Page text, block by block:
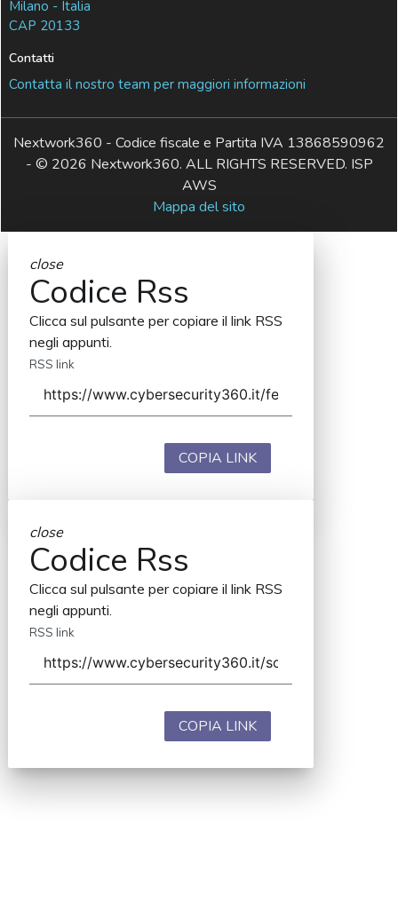
Milano - Italia
CAP 20133
Contatti
Contatta il nostro team per maggiori informazioni
Nextwork360 - Codice fiscale e Partita IVA 13868590962
- © 2026 Nextwork360. ALL RIGHTS RESERVED. ISP
AWS
Mappa del sito
close
Codice Rss
Clicca sul pulsante per copiare il link RSS
negli appunti.
RSS link
COPIA LINK
close
Codice Rss
Clicca sul pulsante per copiare il link RSS
negli appunti.
RSS link
COPIA LINK